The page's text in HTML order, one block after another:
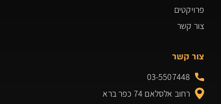
פרויקטים
צור קשר
צור קשר
03-5507448
רחוב אלסלאם 74 כפר ברא